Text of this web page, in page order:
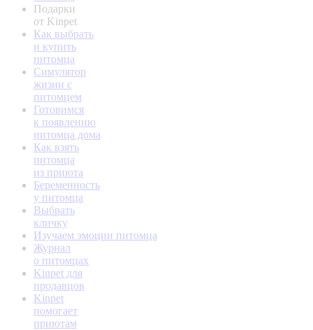
Подарки
от Kinpet
Как выбрать
и купить
питомца
Симулятор
жизни с
питомцем
Готовимся
к появлению
питомца дома
Как взять
питомца
из приюта
Беременность
у питомца
Выбрать
кличку
Изучаем эмоции питомца
Журнал
о питомцах
Kinpet для
продавцов
Kinpet
помогает
приютам